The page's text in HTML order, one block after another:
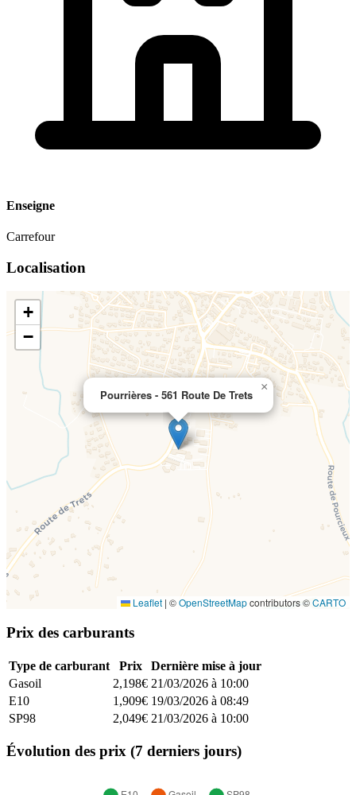
Enseigne
Carrefour
Localisation
Pourrières - 561 Route De Trets
×
+
−
Leaflet | ©OpenStreetMapcontributors ©CARTO
Prix des carburants
Type de carburant Prix
Dernière mise à jour
Gasoil
2,198€ 21/03/2026 à 10:00
E10
1,909€ 19/03/2026 à 08:49
SP98
2,049€ 21/03/2026 à 10:00
Évolution des prix (7 derniers jours)